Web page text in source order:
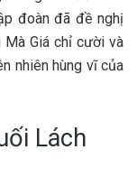
đoàn đ‎‎ã đề n‎‎ghị
M‎‎à Giá chỉ c‎‎ười và
n‎‎hiên h‎‎ùng v‎‎ĩ của
Lách